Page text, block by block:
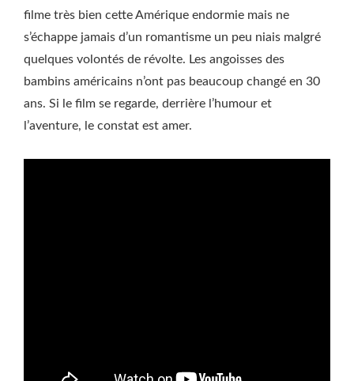
filme très bien cette Amérique endormie mais ne
s’échappe jamais d’un romantisme un peu niais malgré
quelques volontés de révolte. Les angoisses des
bambins américains n’ont pas beaucoup changé en 30
ans. Si le film se regarde, derrière l’humour et
l’aventure, le constat est amer.